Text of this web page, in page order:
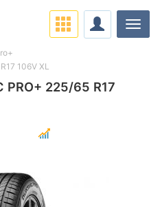
PRO+ 225/65 R17
106V XL